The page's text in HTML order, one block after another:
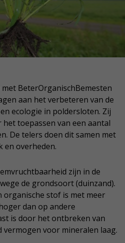
BeterOrganischBemesten
aan het verbeteren van de
ecologie in poldersloten. Zij
toepassen van een aantal
De telers doen dit samen met
en overheden.
zijn in de
de grondsoort (duinzand).
organische stof is met meer
dan op andere
is door het ontbreken van
vermogen voor mineralen laag.